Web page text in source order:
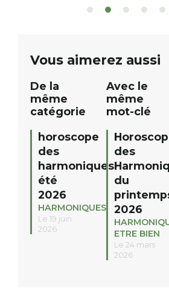
sont à gagner, sélectionnés auprès
12h à […]
Vous aimerez aussi
De la
même
catégorie
horoscope
des
harmoniques
été
2026
HARMONIQUES
Le 19 juin
2026
Avec le
même
mot-clé
des
du
2026
ETRE BIEN
Le 24 mars
2026